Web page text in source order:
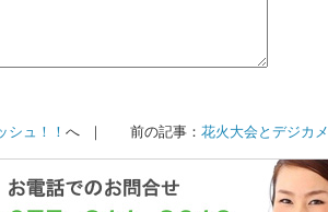
シュ！！ へ ｜ 前の記事： 花火大会とデジカメ